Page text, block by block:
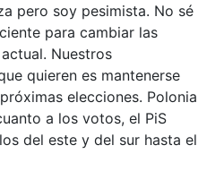
pero soy pesimista. No sé
para cambiar las
Nuestros
quieren es mantenerse
elecciones. Polonia
a los votos, el PiS
del este y del sur hasta el